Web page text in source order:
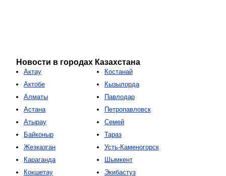
Новости в городах Казахстана
Актау
Актобе
Алматы
Астана
Атырау
Байконыр
Жезказган
Караганда
Кокшетау
Костанай
Кызылорда
Павлодар
Петропавловск
Семей
Тараз
Усть-Каменогорск
Шымкент
Экибастуз